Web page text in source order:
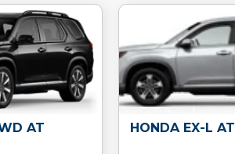
AT HONDA EX-L AT